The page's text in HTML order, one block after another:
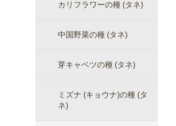
カリフラワーの種 (タネ)
中国野菜の種 (タネ)
芽キャベツの種 (タネ)
ミズナ (キョウナ)の種 (タ
ネ)